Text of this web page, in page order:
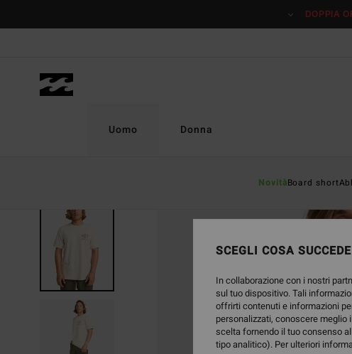
prodotto
DOPPIA
Uomo
NovitàBoard short
Donna
SCEGLI COSA
In collaborazione con i nostri
sul tuo dispositivo. Tali
offrirti contenuti e informazioni
personalizzati, conoscere meglio
scelta fornendo il tuo consenso
tipo analitico). Per ulteriori